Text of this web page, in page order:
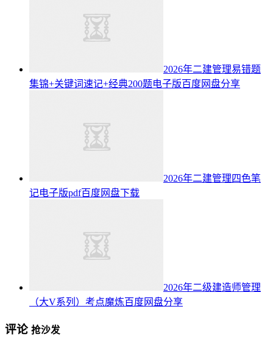
2026年二建管理易错题
集锦+关键词速记+经典200题电子版百度网盘分享
2026年二建管理四色笔
记电子版pdf百度网盘下载
2026年二级建造师管理
（大V系列）考点魔炼百度网盘分享
评论 抢沙发